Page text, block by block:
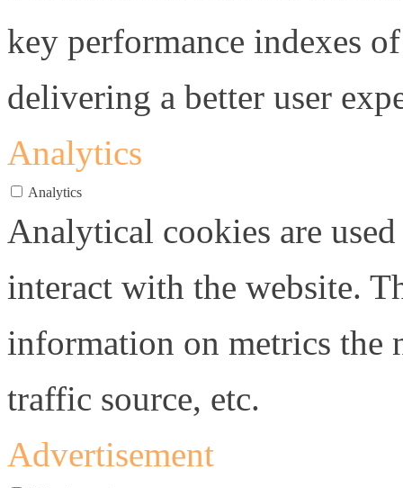
key performance indexes
delivering a better user
Analytics
Analytics
Analytical cookies are
interact with the website.
information on metrics the
traffic source, etc.
Advertisement